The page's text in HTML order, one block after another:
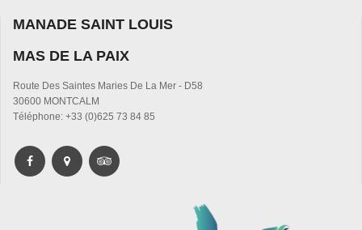
MANADE SAINT LOUIS
MAS DE LA PAIX
Route Des Saintes Maries De La Mer - D58
30600 MONTCALM
Téléphone: +33 (0)625 73 84 85